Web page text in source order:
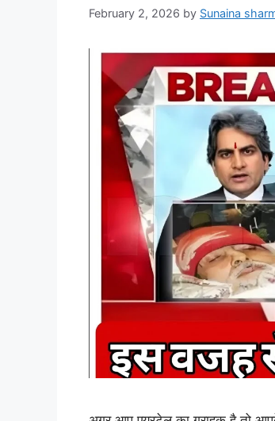
February 2, 2026 by Sunaina